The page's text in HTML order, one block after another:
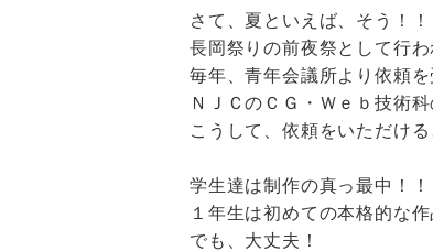
さて、夏といえば、そう！！
長岡祭りの前夜祭として行
毎年、青年会議所より依頼を
ＮＪＣのＣＧ・Ｗｅｂ技術
こうして、依頼をいただけ
学生達は制作の真っ最中！！
１年生は初めての本格的な作
でも、大丈夫！